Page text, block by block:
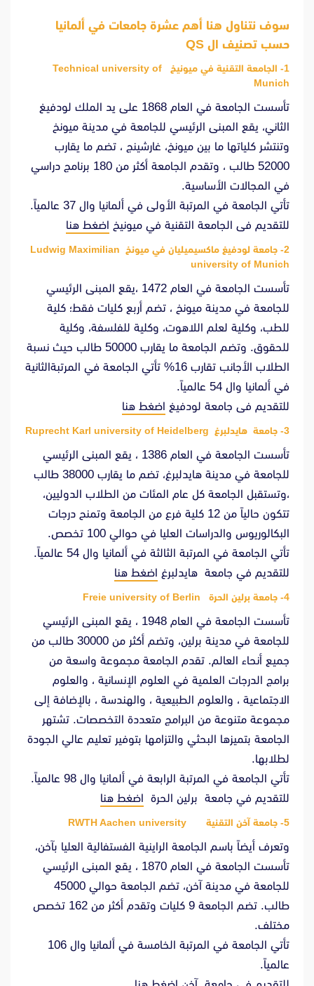
سوف نتناول هنا أهم عشرة جامعات في ألمانيا
حسب تصنيف ال QS
1- الجامعة التقنية في ميونيخ Technical university of
Munich
تأسست الجامعة في العام 1868 على يد الملك لودفيغ
الثاني، يقع المبنى الرئيسي للجامعة في مدينة ميونخ
وتنتشر كلياتها ما بين ميونخ، غارشينج ، تضم ما يقارب
52000 طالب ، وتقدم الجامعة أكثر من 180 برنامج دراسي
في المجالات الأساسية.
تأتي الجامعة في المرتبة الأولى في ألمانيا وال 37 عالمياً.
للتقديم فى الجامعة التقنية في ميونيخ اضغط هنا
2- جامعة لودفيغ ماكسيميليان في ميونخ Ludwig Maximilian
university of Munich
تأسست الجامعة في العام 1472 ،يقع المبنى الرئيسي
للجامعة في مدينة ميونخ ، تضم أربع كليات فقط؛ كلية
للطب، وكلية لعلم اللاهوت، وكلية للفلسفة، وكلية
للحقوق. وتضم الجامعة ما يقارب 50000 طالب حيث نسبة
الطلاب الأجانب تقارب 16% تأتي الجامعة في المرتبةالثانية
في ألمانيا وال 54 عالمياً.
للتقديم فى جامعة لودفيغ اضغط هنا
3- جامعة هايدلبرغ Ruprecht Karl university of Heidelberg
تأسست الجامعة في العام 1386 ، يقع المبنى الرئيسي
للجامعة في مدينة هايدلبرغ، تضم ما يقارب 38000 طالب
،وتستقبل الجامعة كل عام المئات من الطلاب الدوليين،
تتكون حالياً من 12 كلية فرع من الجامعة وتمنح درجات
البكالوريوس والدراسات العليا في حوالي 100 تخصص.
تأتي الجامعة في المرتبة الثالثة في ألمانيا وال 54 عالمياً.
للتقديم في جامعة هايدلبرغ اضغط هنا
4- جامعة برلين الحرة Freie university of Berlin
تأسست الجامعة في العام 1948 ، يقع المبنى الرئيسي
للجامعة في مدينة برلين، وتضم أكثر من 30000 طالب من
جميع أنحاء العالم. تقدم الجامعة مجموعة واسعة من
برامج الدرجات العلمية في العلوم الإنسانية ، والعلوم
الاجتماعية ، والعلوم الطبيعية ، والهندسة ، بالإضافة إلى
مجموعة متنوعة من البرامج متعددة التخصصات. تشتهر
الجامعة بتميزها البحثي والتزامها بتوفير تعليم عالي الجودة
لطلابها.
تأتي الجامعة في المرتبة الرابعة في ألمانيا وال 98 عالمياً.
للتقديم في جامعة برلين الحرة اضغط هنا
5- جامعة آخن التقنية RWTH Aachen university
وتعرف أيضاً باسم الجامعة الراينية الفستفالية العليا بآخن،
تأسست الجامعة في العام 1870 ، يقع المبنى الرئيسي
للجامعة في مدينة آخن، تضم الجامعة حوالي 45000
طالب. تضم الجامعة 9 كليات وتقدم أكثر من 162 تخصص
مختلف.
تأتي الجامعة في المرتبة الخامسة في ألمانيا وال 106
عالمياً.